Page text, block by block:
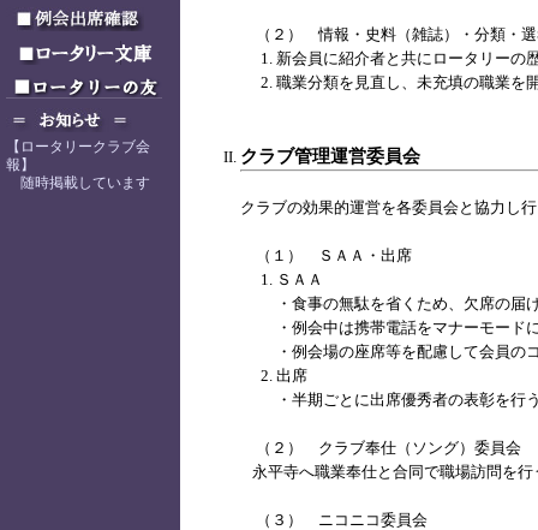
【ロータリークラブ会
報】
随時掲載しています
（２） 情報・史料（雑誌）・分類・選
新会員に紹介者と共にロータリーの
職業分類を見直し、未充填の職業を
クラブ管理運営委員会
クラブの効果的運営を各委員会と協力し
（１） ＳＡＡ・出席
ＳＡＡ
・食事の無駄を省くため、欠席の届
・例会中は携帯電話をマナーモード
・例会場の座席等を配慮して会員の
出席
・半期ごとに出席優秀者の表彰を行
（２） クラブ奉仕（ソング）委員会
永平寺へ職業奉仕と合同で職場訪問を行
（３） ニコニコ委員会